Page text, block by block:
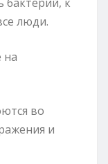
люди.
на
во
и